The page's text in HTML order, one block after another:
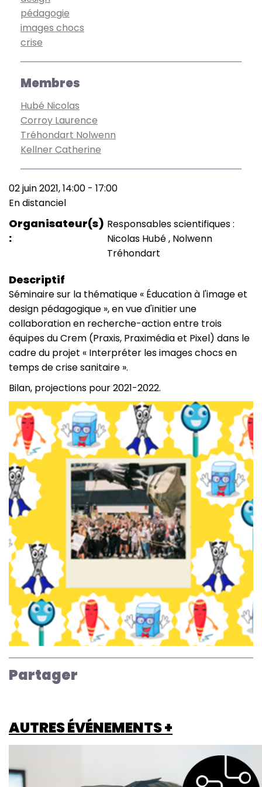
pédagogie
images chocs
crise
Membres
Hubé Nicolas
Corroy Laurence
Tréhondart Nolwenn
Kellner Catherine
Date
(smart)
02 juin 2021, 14:00 - 17:00
Lieu
En distanciel
Organisateur(s) Responsables scientifiques :
Nicolas Hubé , Nolwenn
Tréhondart
Descriptif
Séminaire sur la thématique « Éducation à l'image et
design pédagogique », en vue d'initier une
collaboration en recherche-action entre trois
équipes du Crem (Praxis, Praximédia et Pixel) dans le
cadre du projet « Interpréter les images chocs en
temps de crise sanitaire ».
Bilan, projections pour 2021-2022.
Partager
AUTRES ÉVÉNEMENTS +